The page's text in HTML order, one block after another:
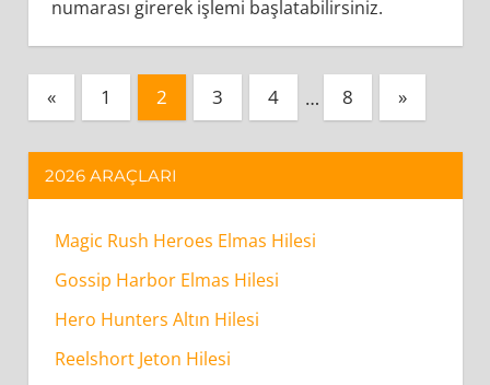
numarası girerek işlemi başlatabilirsiniz.
Yazı
«Previous
Posts
1 2 3 4 … 8
Next
Posts
»
2026 ARAÇLARI
Magic Rush Heroes Elmas Hilesi
Gossip Harbor Elmas Hilesi
Hero Hunters Altın Hilesi
Reelshort Jeton Hilesi